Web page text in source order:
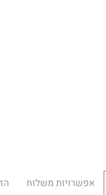
אפשרויות משלוח